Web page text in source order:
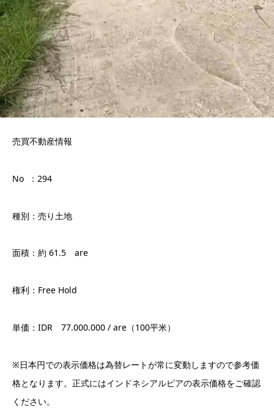
売買不動産情報
No ：294
種別：売り土地
面積：約 61.5 are
権利：Free Hold
単価：IDR 77.000.000 / are（100平米）
※日本円での表示価格は為替レートが常に変動しますので参考価
格となります。正式にはインドネシアルピアの表示価格をご確認
ください。